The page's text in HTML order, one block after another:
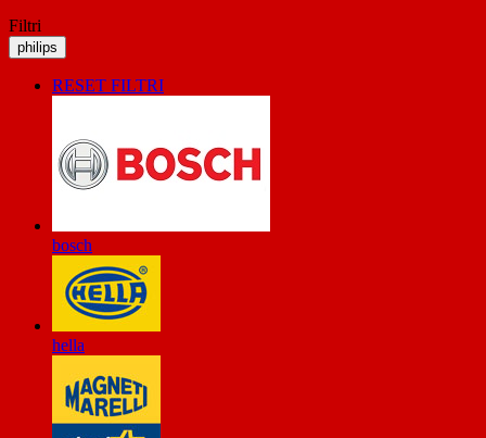
Filtri
philips
RESET FILTRI
bosch
hella